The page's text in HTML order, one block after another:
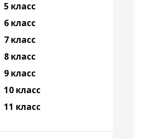
5 класс
6 класс
7 класс
8 класс
9 класс
10 класс
11 класс